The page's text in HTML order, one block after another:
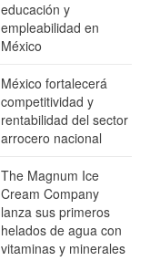
educación y
empleabilidad en
México
México fortalecerá
competitividad y
rentabilidad del sector
arrocero nacional
The Magnum Ice
Cream Company
lanza sus primeros
helados de agua con
vitaminas y minerales